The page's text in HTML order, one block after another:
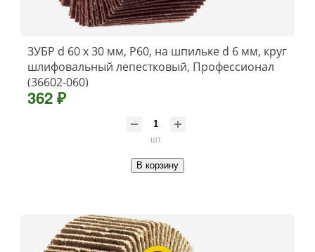
ЗУБР d 60 x 30 мм, P60, на шпильке d 6 мм, круг
шлифовальный лепестковый, Профессионал
(36602-060)
362 ₽
шт
В корзину